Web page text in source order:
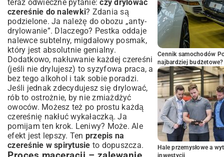
teraz odwieczne pytanie:czy drylować
czereśnie do nalewki? Zdania są
podzielone. Ja należę do obozu „anty-
drylowanie”. Dlaczego? Pestka oddaje
nalewce subtelny, migdałowy posmak,
który jest absolutnie genialny.
Dodatkowo, nakłuwanie każdej czereśni
(jeśli nie drylujesz) to syzyfowa praca, a
bez tego alkohol i tak sobie poradzi.
Jeśli jednak zdecydujesz się drylować,
rób to ostrożnie, by nie zmiażdżyć
owoców. Możesz też po prostu każdą
czereśnię nakłuć wykałaczką. Ja
pomijam ten krok. Leniwy? Może. Ale
efekt jest lepszy. Ten przepis na
czereśnie w spirytusie to dopuszcza.
Cennik samochodów
najbardziej budżetowe?
Hale przemysłowe a
inwestycji